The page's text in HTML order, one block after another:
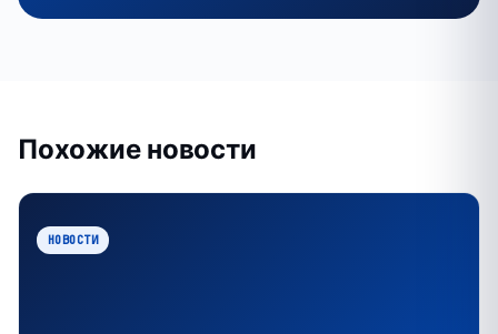
Похожие новости
НОВОСТИ